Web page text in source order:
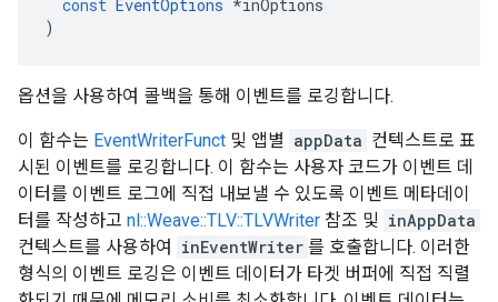
const EventOptions *inOptions
)
옵션을 사용하여 콜백을 통해 이벤트를 로깅합니다.
이 함수는 EventWriterFunct 및 앱별 appData 컨텍스트로 표
시된 이벤트를 로깅합니다. 이 함수는 사용자 코드가 이벤트 데
이터를 이벤트 로그에 직접 내보낼 수 있도록 이벤트 메타데이
터를 작성하고 nl::Weave::TLV::TLVWriter 참조 및 inAppData
컨텍스트를 사용하여
inEventWriter 를 호출합니다. 이러한
형식의 이벤트 로깅은 이벤트 데이터가 타겟 버퍼에 직접 직렬